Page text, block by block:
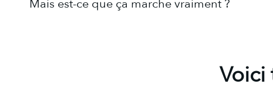
Mais est-ce que ça marche vraiment ?
Voici